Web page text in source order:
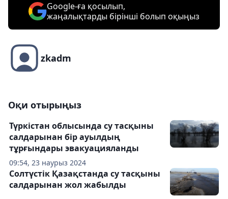
Google-ға қосылып,
жаңалықтарды бірінші болып оқыңыз
zkadm
Оқи отырыңыз
09:54, 23 наурыз 2024
Түркістан облысында су тасқыны
салдарынан бір ауылдың
тұрғындары эвакуацияланды
Солтүстік Қазақстанда су тасқыны
салдарынан жол жабылды